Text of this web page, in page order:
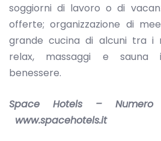
soggiorni di lavoro o di
offerte; organizzazione di
grande cucina di alcuni tra i
relax, massaggi e sauna
benessere.
Space Hotels – Numero
www.spacehotels.it